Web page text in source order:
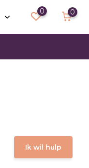
0 0
Ik wil hulp